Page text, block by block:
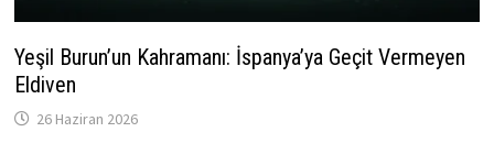
Yeşil Burun’un Kahramanı: İspanya’ya Geçit Vermeyen
Eldiven
26 Haziran 2026